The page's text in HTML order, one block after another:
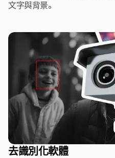
文字與背景。
去識別化軟體